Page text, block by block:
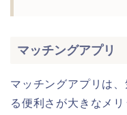
マッチングアプリ
マッチングアプリは
る便利さが大きなメリ